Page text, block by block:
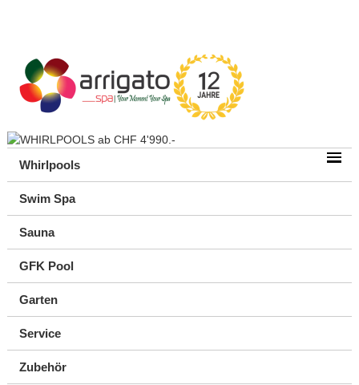
Whirlpools
Swim Spa
Sauna
GFK Pool
Garten
Service
Zubehör